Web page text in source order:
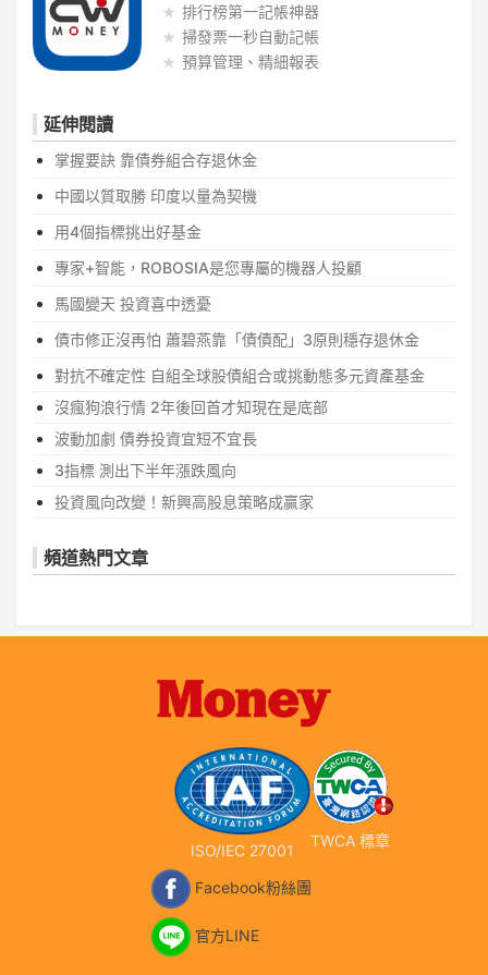
排行榜第一記帳神器
掃發票一秒自動記帳
預算管理、精細報表
延伸閱讀
掌握要訣 靠債券組合存退休金
中國以質取勝 印度以量為契機
用4個指標挑出好基金
專家+智能，ROBOSIA是您專屬的機器人投顧
馬國變天 投資喜中透憂
債市修正沒再怕 蕭碧燕靠「債債配」3原則穩存退休金
對抗不確定性 自組全球股債組合或挑動態多元資產基金
沒瘋狗浪行情 2年後回首才知現在是底部
波動加劇 債券投資宜短不宜長
3指標 測出下半年漲跌風向
投資風向改變！新興高股息策略成贏家
頻道熱門文章
ISO/IEC 27001
TWCA 標章
Facebook粉絲團
官方LINE